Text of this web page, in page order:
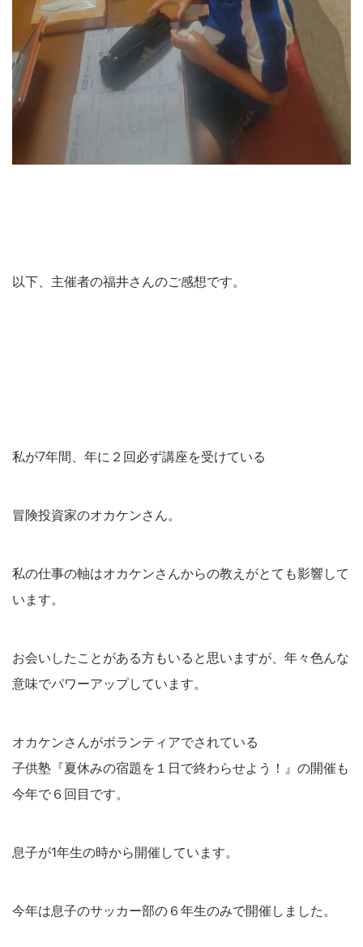
以下、主催者の福井さんのご感想です。
私が7年間、年に２回必ず講座を受けている
冒険投資家のオカケンさん。
私の仕事の軸はオカケンさんからの教えがとても影響して
います。
お会いしたことがある方もいると思いますが、年々色んな
意味でパワーアップしています。
オカケンさんがボランティアでされている
子供塾『夏休みの宿題を１日で終わらせよう！』の開催も
今年で６回目です。
息子が1年生の時から開催しています。
今年は息子のサッカー部の６年生のみで開催しました。